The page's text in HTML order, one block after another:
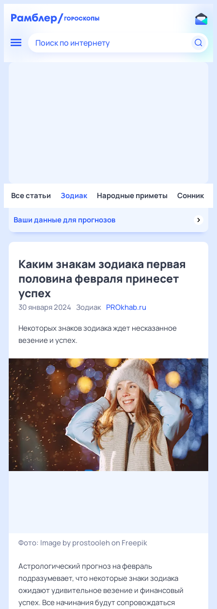
Поиск по интернету
Все статьи Зодиак Народные приметы Сонник
Ваши данные для прогнозов
Каким знакам зодиака первая
половина февраля принесет
успех
30 января 2024 Зодиак PROkhab.ru
Некоторых знаков зодиака ждет несказанное
везение и успех.
Фото: Image by prostooleh on Freepik
Астрологический прогноз на февраль
подразумевает, что некоторые знаки зодиака
ожидают удивительное везение и финансовый
успех. Все начинания будут сопровождаться